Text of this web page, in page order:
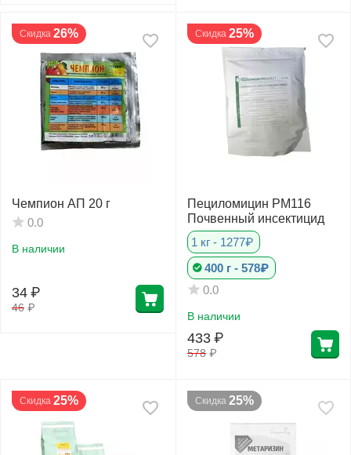
Скидка 26%
Чемпион АП 20 г
0.0
В наличии
46 ₽
34 ₽
Скидка 25%
Пециломицин РМ116
Почвенный инсектицид
1 кг - 1277₽
400 г - 578₽
0.0
В наличии
578 ₽
433 ₽
Скидка 25% Скидка 25%